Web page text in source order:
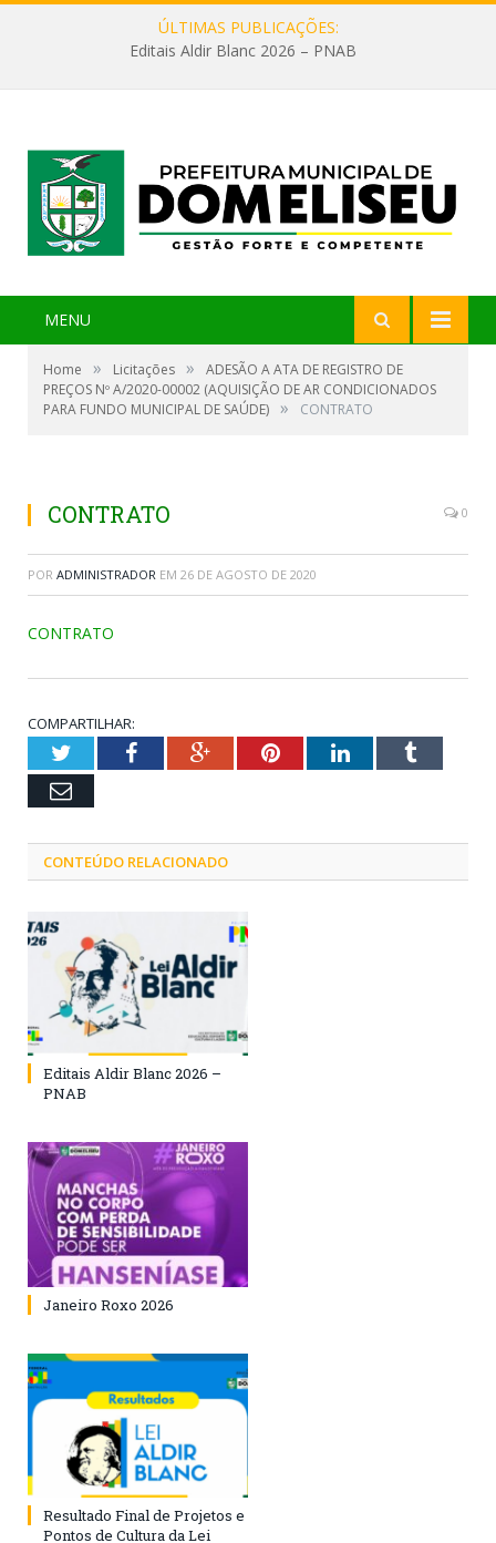
ÚLTIMAS PUBLICAÇÕES:
Editais Aldir Blanc 2026 – PNAB
MENU
Home » Licitações »
ADESÃO A ATA DE REGISTRO DE
PREÇOS Nº A/2020-00002 (AQUISIÇÃO DE AR CONDICIONADOS
PARA FUNDO MUNICIPAL DE SAÚDE) » CONTRATO
CONTRATO 0
POR ADMINISTRADOR EM 26 DE AGOSTO DE 2020
CONTRATO
COMPARTILHAR:
TwitterFacebookGoogle+PinterestLinkedInTumblr
Email
CONTEÚDO RELACIONADO
Editais Aldir Blanc 2026 –
PNAB
Janeiro Roxo 2026
Resultado Final de Projetos e
Pontos de Cultura da Lei